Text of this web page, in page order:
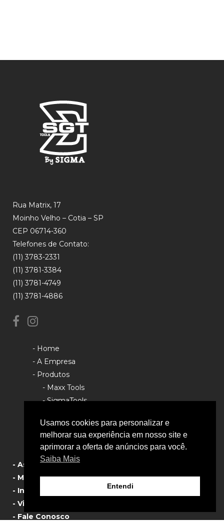
Rua Matrix, 17
Moinho Velho – Cotia – SP
CEP 06714-360
Telefones de Contato:
(11) 3783-2331
(11) 3781-3384
(11) 3781-4749
(11) 3781-4886
- Home
- A Empresa
- Produtos
- Maxx Tools
- SigmaTools
- Política de Privacidade
- Assistência Técnica
- Manual de Produtos
- Informativos
- Vista Explodida
- Fale Conosco
Usamos cookies para personalizar e
melhorar sua experiência em nosso site e
aprimorar a oferta de anúncios para você.
Saiba Mais
Entendi